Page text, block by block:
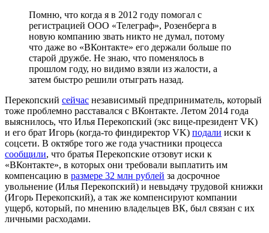
Помню, что когда я в 2012 году помогал с
регистрацией ООО «Телеграф», Розенберга в
новую компанию звать никто не думал, потому
что даже во «ВКонтакте» его держали больше по
старой дружбе. Не знаю, что поменялось в
прошлом году, но видимо взяли из жалости, а
затем быстро решили отыграть назад.
Перекопский сейчас независимый предприниматель, который
тоже проблемно расставался с ВКонтакте. Летом 2014 года
выяснилось, что Илья Перекопский (экс вице-президент VK)
и его брат Игорь (когда-то финдиректор VK) подали иски к
соцсети. В октябре того же года участники процесса
сообщили, что братья Перекопские отзовут иски к
«ВКонтакте», в которых они требовали выплатить им
компенсацию в размере 32 млн рублей за досрочное
увольнение (Илья Перекопский) и невыдачу трудовой книжки
(Игорь Перекопский), а так же компенсируют компании
ущерб, который, по мнению владельцев ВК, был связан с их
личными расходами.